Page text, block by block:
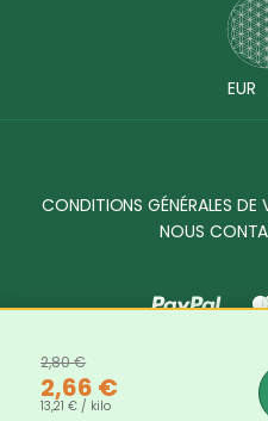
EUR
CONDITIONS GÉNÉRALES DE
NOUS
Source Shop © 2017 -
2,80 €
2,66 €
13,21 € / kilo